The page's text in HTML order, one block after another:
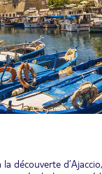
découverte